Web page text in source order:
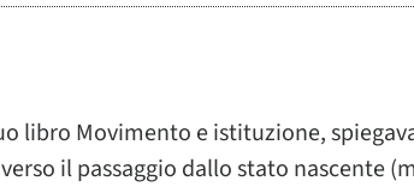
libro Movimento e istituzione,
il passaggio dallo stato nascente